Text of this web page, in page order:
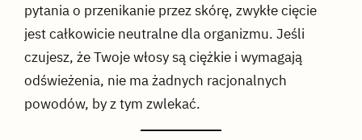
pytania o przenikanie przez skórę, zwykłe cięcie
jest całkowicie neutralne dla organizmu. Jeśli
czujesz, że Twoje włosy są ciężkie i wymagają
odświeżenia, nie ma żadnych racjonalnych
powodów, by z tym zwlekać.